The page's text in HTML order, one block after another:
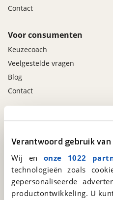
Verantwoord gebruik van
Wij en onze 1022
technologieën zoals
gepersonaliseerde
productontwikkeling. U
Contact
Voor consumenten
Keuzecoach
Veelgestelde vragen
Blog
Contact
viaBOVAG.nl
Kosterijland 15
viaBOVAG.nl app
Altijd het meest recente
Download 'm nu.